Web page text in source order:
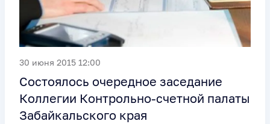
30 июня 2015 12:00
Состоялось очередное заседание
Коллегии Контрольно-счетной палаты
Забайкальского края